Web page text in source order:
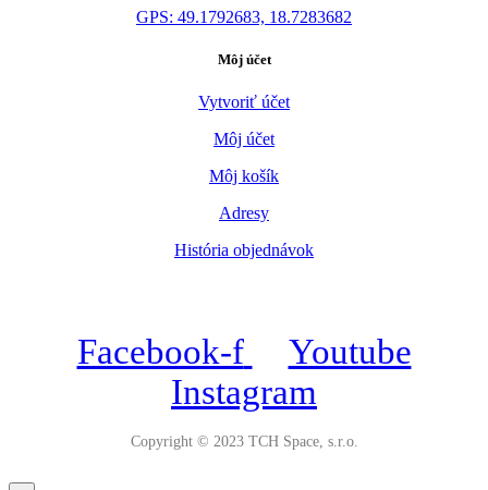
GPS: 49.1792683, 18.7283682
Môj účet
Vytvoriť účet
Môj účet
Môj košík
Adresy
História objednávok
Facebook-f
Youtube
Instagram
Copyright © 2023 TCH Space, s.r.o.